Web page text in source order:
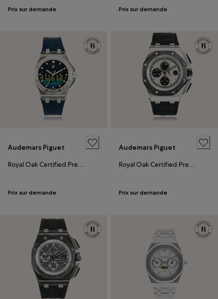
Prix sur demande Prix sur demande
Audemars Piguet
Royal Oak Certified Pre-Owned
Prix sur demande
Audemars Piguet
Royal Oak Certified Pre-Owned
Prix sur demande